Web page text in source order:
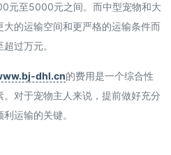
元至5000元之间。而中型宠物和大
的运输空间和更严格的运输条件而
过万元。
dhl.cn的费用是一个综合性
对于宠物主人来说，提前做好充分
运输的关键。